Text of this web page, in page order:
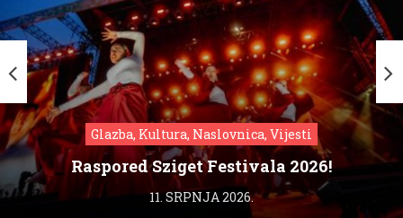
Glazba, Kultura, Naslovnica, Vijesti
Raspored Sziget Festivala 2026!
11. SRPNJA 2026.